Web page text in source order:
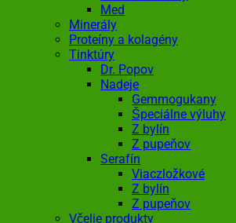
Med
Minerály
Proteíny a kolagény
Tinktúry
Dr. Popov
Nadeje
Gemmogukany
Špeciálne výluhy
Z bylín
Z pupeňov
Serafín
Viaczložkové
Z bylín
Z pupeňov
Včelie produkty